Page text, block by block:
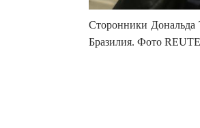
Сторонники Дональда
Бразилия. Фото